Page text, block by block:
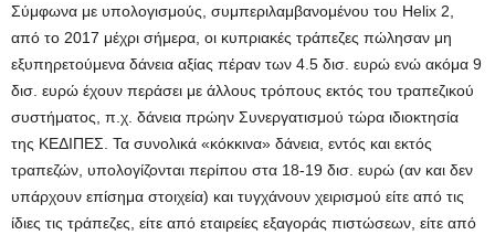
Σύμφωνα με υπολογισμούς, συμπεριλαμβανομένου του Helix 2,
από το 2017 μέχρι σήμερα, οι κυπριακές τράπεζες πώλησαν μη
εξυπηρετούμενα δάνεια αξίας πέραν των 4.5 δισ. ευρώ ενώ ακόμα 9
δισ. ευρώ έχουν περάσει με άλλους τρόπους εκτός του τραπεζικού
συστήματος, π.χ. δάνεια πρώην Συνεργατισμού τώρα ιδιοκτησία
της ΚΕΔΙΠΕΣ. Τα συνολικά «κόκκινα» δάνεια, εντός και εκτός
τραπεζών, υπολογίζονται περίπου στα 18-19 δισ. ευρώ (αν και δεν
υπάρχουν επίσημα στοιχεία) και τυγχάνουν χειρισμού είτε από τις
ίδιες τις τράπεζες, είτε από εταιρείες εξαγοράς πιστώσεων, είτε από